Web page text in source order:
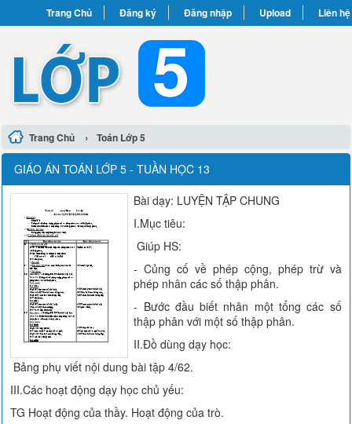
Trang Chủ Đăng ký Đăng nhập Upload Liên hệ
Trang Chủ › Toán Lớp 5
GIÁO ÁN TOÁN LỚP 5 - TUẦN HỌC 13
Bài dạy: LUYỆN TẬP CHUNG
I.Mục tiêu:
Giúp HS:
- Củng cố về phép cộng, phép trừ và
phép nhân các số thập phân.
- Bước đầu biết nhân một tổng các số
thập phân với một số thập phân.
II.Đồ dùng dạy học:
Bảng phụ viết nội dung bài tập 4/62.
III.Các hoạt động dạy học chủ yếu:
TG Hoạt động của thầy. Hoạt động của trò.